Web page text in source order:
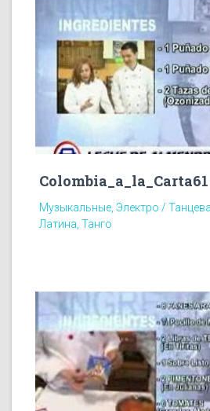
Colombia_a_la_Carta61
Музыкальные, Электро /
Латина, Танго